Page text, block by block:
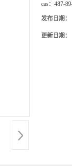
cas： 487-
发布日期：
更新日期：